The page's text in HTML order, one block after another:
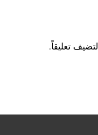
لتضيف تعليقاً.